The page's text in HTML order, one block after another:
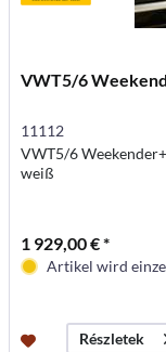
VWT5/6
11112
VWT5/6
weiß
1 929,00 € *
Artikel wird
Részletek